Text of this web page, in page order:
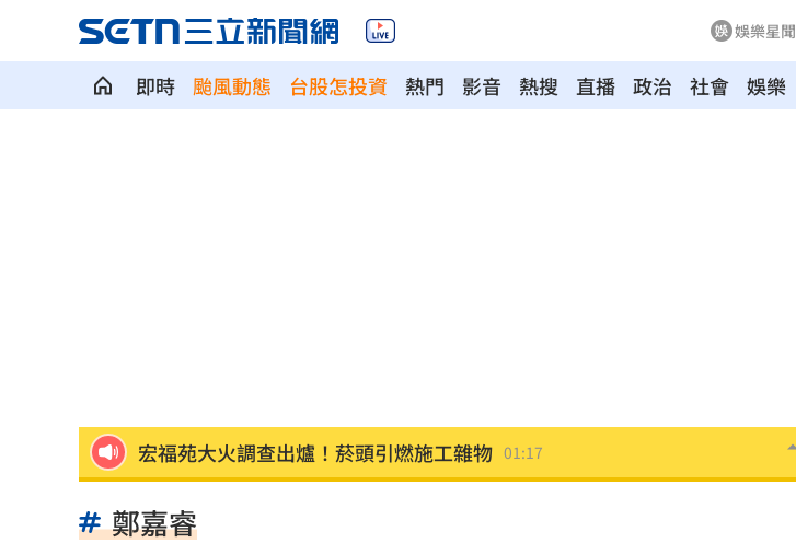
娛樂星聞
即時 颱風動態 台股怎投資 熱門 影音 熱搜 直播 政治 社會 娛樂
宏福苑大火調查出爐！菸頭引燃施工雜物 01:17
鄭嘉睿